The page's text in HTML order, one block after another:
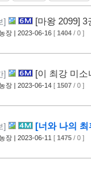
] [마왕 2099] 3
장 | 2023-06-16 [ 1404 / 0 ]
]
[이 최강 미소
없으면 안 되는 것 같
장 | 2023-06-14 [ 1507 / 0 ]
]
[너와 나의 최
작되는 성전] 15권 표
장 | 2023-06-11 [ 1475 / 0 ]